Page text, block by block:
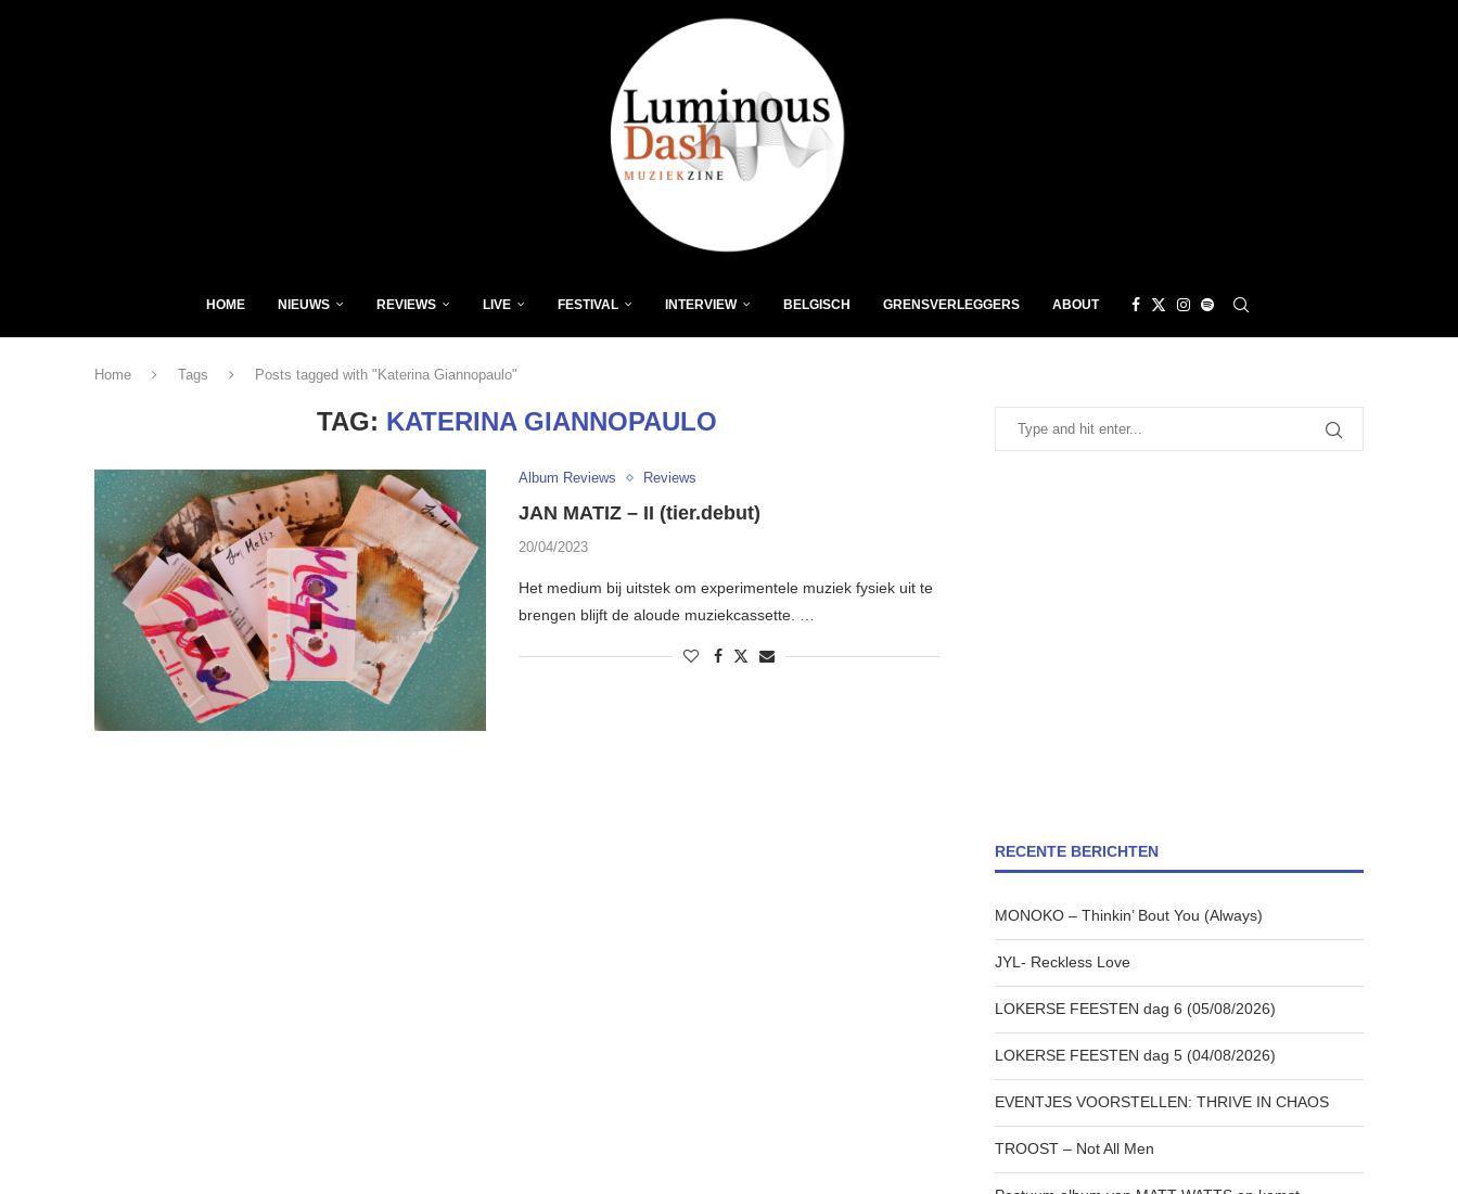
HOME NIEUWS REVIEWS LIVE FESTIVAL INTERVIEW BELGISCH GRENSVERLEGGERS ABOUT
Home Tags Posts tagged with "Katerina Giannopaulo"
TAG: KATERINA GIANNOPAULO
Album Reviews Reviews
JAN MATIZ – II (tier.debut)
20/04/2023
Het medium bij uitstek om experimentele muziek fysiek uit te
brengen blijft de aloude muziekcassette. …
RECENTE BERICHTEN
MONOKO – Thinkin’ Bout You (Always)
JYL- Reckless Love
LOKERSE FEESTEN dag 6 (05/08/2026)
LOKERSE FEESTEN dag 5 (04/08/2026)
EVENTJES VOORSTELLEN: THRIVE IN CHAOS
TROOST – Not All Men